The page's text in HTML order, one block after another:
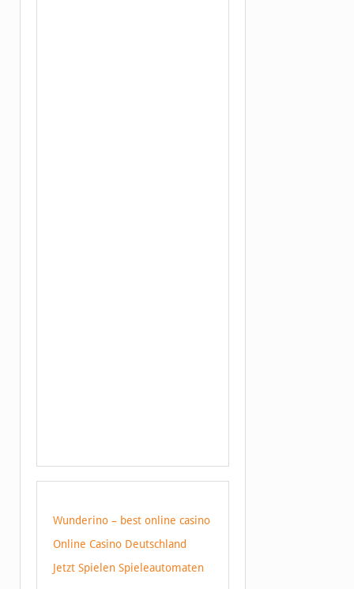
Wunderino – best online casino
Online Casino Deutschland
Jetzt Spielen Spieleautomaten